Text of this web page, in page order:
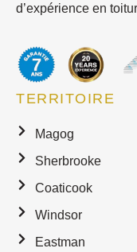
d’expérience en
TERRITOIRE
Magog
Sherbrooke
Coaticook
Windsor
Eastman